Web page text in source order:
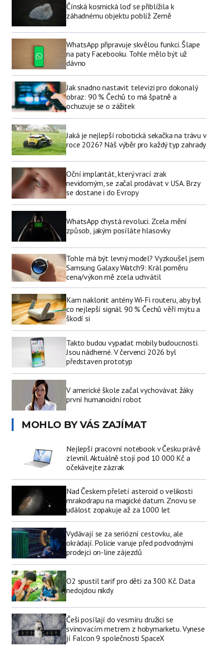
Čínská kosmická loď se přiblížila k
záhadnému objektu poblíž Země
WhatsApp připravuje skvělou funkci. Šlape
na paty Facebooku. Tohle mělo být už
dávno
Jak snadno nastavit televizi pro dokonalý
obraz: 90 % Čechů to má špatně a
ochuzuje se o zážitek
Jaká je nejlepší robotická sekačka na trávu v
roce 2026? Náš výběr pro každý typ zahrady
Oční implantát, který vrací zrak
nevidomým, se začal prodávat v USA. Brzy
se dostane i do Evropy
WhatsApp chystá revoluci. Zcela mění
způsob, jakým posíláte hlasovky
Tohle má být levný model? Vyzkoušel jsem
Samsung Galaxy Watch9: Král poměru
cena/výkon mě zcela uchvátil
Kam naklonit antény Wi-Fi routeru, aby byl
co nejlepší signál. 90 % Čechů věří mýtu a
škodí si
Takto budou vypadat mobily budoucnosti.
Jsou nádherné. V červenci 2026 byl
představen prototyp
V americké škole začal vychovávat žáky
první humanoidní robot
MOHLO BY VÁS ZAJÍMAT
Nejlepší pracovní notebook v Česku právě
zlevnil. Aktuálně stojí pod 10 000 Kč a
očekávejte zázrak
Nad Českem přeletí asteroid o velikosti
mrakodrapu na magické datum. Znovu se
událost zopakuje až za 1000 let
Vydávají se za seriózní cestovku, ale
okrádají. Policie varuje před podvodnými
prodejci on-line zájezdů
O2 spustil tarif pro děti za 300 Kč. Data
nedojdou nikdy
Češi posílají do vesmíru družici se
svinovacím metrem z hobymarketu. Vynese
jí Falcon 9 společnosti SpaceX